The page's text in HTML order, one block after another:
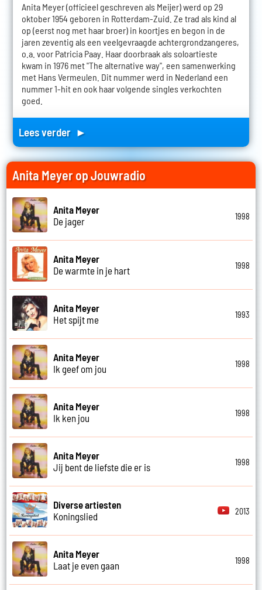
Anita Meyer (officieel geschreven als Meijer) werd op 29
oktober 1954 geboren in Rotterdam-Zuid. Ze trad als kind al
op (eerst nog met haar broer) in koortjes en begon in de
jaren zeventig als een veelgevraagde achtergrondzangeres,
o.a. voor Patricia Paay. Haar doorbraak als soloartieste
kwam in 1976 met "The alternative way", een samenwerking
met Hans Vermeulen. Dit nummer werd in Nederland een
nummer 1-hit en ook haar volgende singles verkochten
goed.
Lees verder ►
Anita Meyer op Jouwradio
Anita Meyer
De jager
1998
Anita Meyer
De warmte in je hart
1998
Anita Meyer
Het spijt me
1993
Anita Meyer
Ik geef om jou
1998
Anita Meyer
Ik ken jou
1998
Anita Meyer
Jij bent de liefste die er is
1998
Diverse artiesten
Koningslied
2013
Anita Meyer
Laat je even gaan
1998